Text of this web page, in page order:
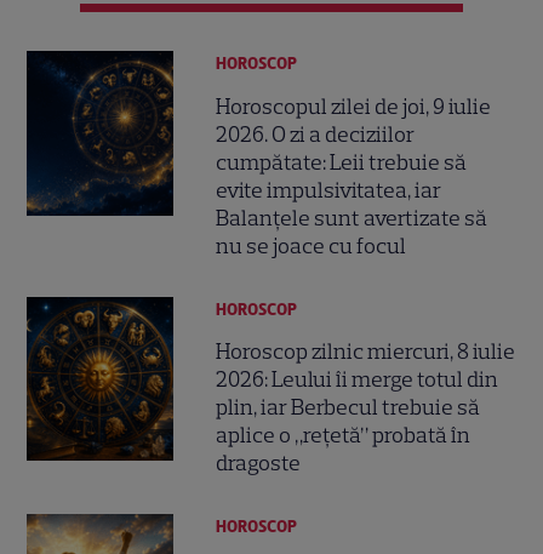
HOROSCOP
Horoscopul zilei de joi, 9 iulie
2026. O zi a deciziilor
cumpătate: Leii trebuie să
evite impulsivitatea, iar
Balanțele sunt avertizate să
nu se joace cu focul
HOROSCOP
Horoscop zilnic miercuri, 8 iulie
2026: Leului îi merge totul din
plin, iar Berbecul trebuie să
aplice o „rețetă” probată în
dragoste
HOROSCOP